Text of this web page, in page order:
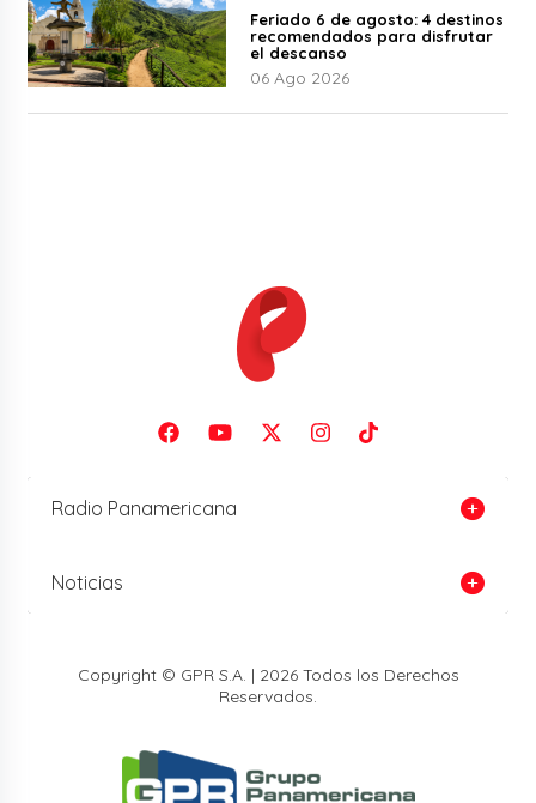
Feriado 6 de agosto: 4 destinos
recomendados para disfrutar
el descanso
06 Ago 2026
Radio Panamericana
Noticias
Copyright © GPR S.A. | 2026 Todos los Derechos
Reservados.